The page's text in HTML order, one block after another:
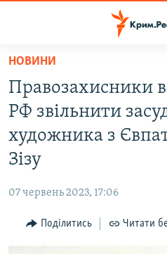
Перейти
основного
матеріалу
до
основної
Перейти
пошуку
ВОДА.КРИМ
ПОЛІТИКА
ПОГЛЯД
ІНТЕРВ'Ю
НОВИНИ
Правозахисники
РФ звільнити
художника з
Зізу
07 червень 2023, 17:06
Поділитись Читати